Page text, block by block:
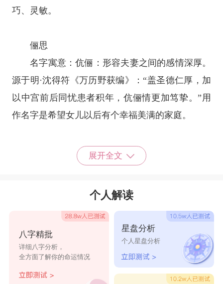
巧、灵敏。
俪思
名字寓意：伉俪：形容夫妻之间的感情深厚。
源于明·沈得符《万历野获编》：“盖圣德仁厚，加
以中宫前后同忧患者积年，伉俪情更加笃挚。”用
作名字是希望女儿以后有个幸福美满的家庭。
妍字释义：妍原是巧慧的意思，用于女孩名字
君是对人的一种尊称，也指正直善良，常用来形容
品德高尚的人。
亦婵
名字寓意：亦起加强语气的作用;婵可指姿态
展开全文
个人解读
八字精批
详细八字分析，
全方面了解你的命运情况
星盘分析
个人星盘分析